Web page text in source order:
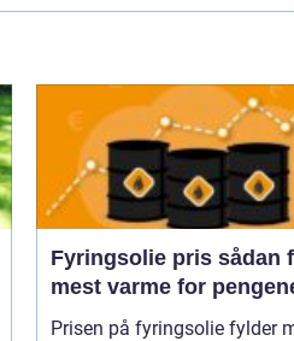
Fyringsolie pris sådan får du
mest varme for
Prisen på fyringsolie fylder